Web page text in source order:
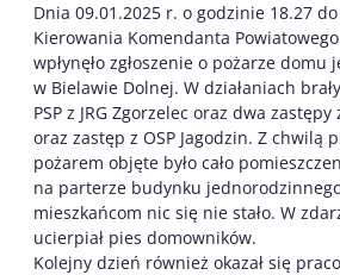
Dnia 09.01.2025 r. o godzinie 18.27
Kierowania Komendanta Powiatowego
wpłynęło zgłoszenie o pożarze
w Bielawie Dolnej. W działaniach
PSP z JRG Zgorzelec oraz dwa zastępy
oraz zastęp z OSP Jagodzin. Z chwilą
pożarem objęte było cało
na parterze budynku
mieszkańcom nic się nie stało. W
ucierpiał pies domowników.
Kolejny dzień również okazał się